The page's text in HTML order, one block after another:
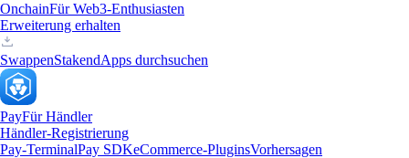
OnchainFür Web3-Enthusiasten
Erweiterung erhalten
SwappenStakendApps durchsuchen
PayFür Händler
Händler-Registrierung
Pay-TerminalPay SDKeCommerce-PluginsVorhersagen